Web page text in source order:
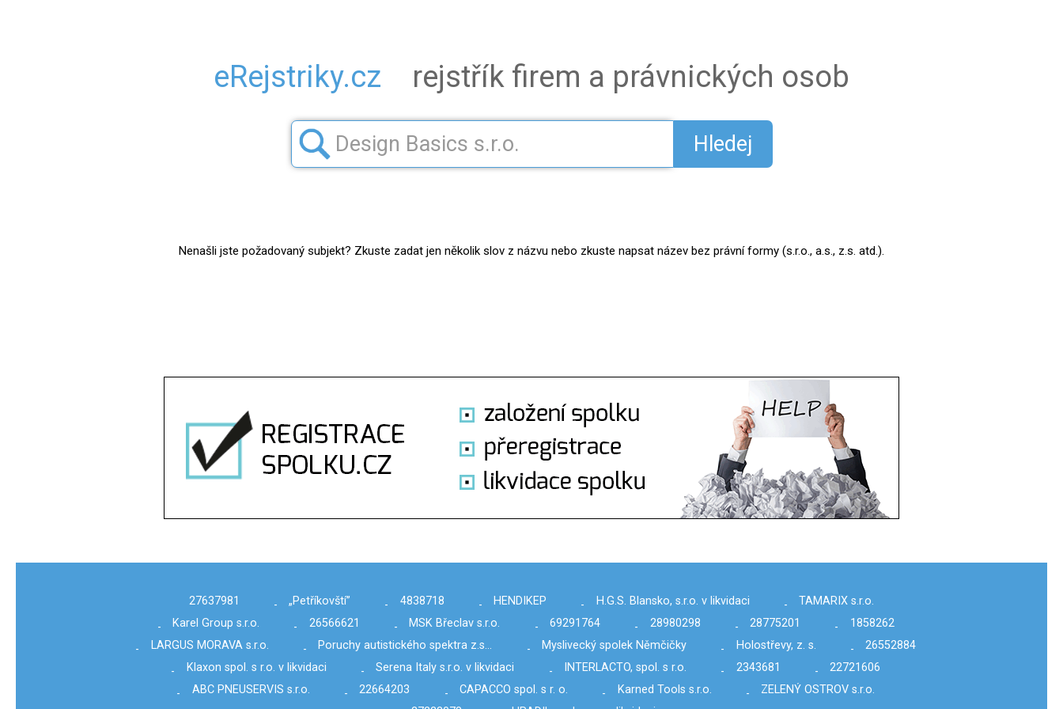
eRejstriky.cz rejstřík firem a právnických osob
Hledej
Nenašli jste požadovaný subjekt? Zkuste zadat jen několik slov z názvu nebo zkuste napsat název bez právní formy (s.r.o., a.s., z.s. atd.).
27637981 - „Petříkovští” - 4838718 - HENDIKEP - H.G.S. Blansko, s.r.o. v likvidaci -
TAMARIX s.r.o.
-
Karel Group s.r.o. - 26566621 - MSK Břeclav s.r.o. - 69291764 - 28980298 - 28775201 -
1858262
-
LARGUS MORAVA s.r.o. - Poruchy autistického spektra z.s… - Myslivecký spolek Němčičky - Holostřevy, z. s. -
26552884
-
Klaxon spol. s r.o. v likvidaci - Serena Italy s.r.o. v likvidaci - INTERLACTO, spol. s r.o. - 2343681 -
22721606
-
ABC PNEUSERVIS s.r.o. - 22664203 - CAPACCO spol. s r. o. - Karned Tools s.r.o. -
ZELENÝ OSTROV s.r.o.